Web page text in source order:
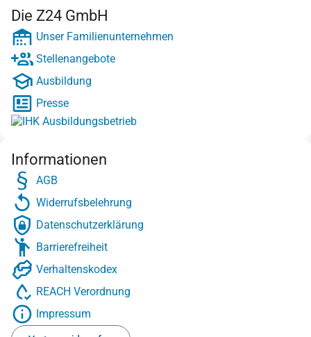
Die Z24 GmbH
Unser Familienunternehmen
Stellenangebote
Ausbildung
Presse
Informationen
AGB
Widerrufsbelehrung
Datenschutzerklärung
Barrierefreiheit
Verhaltenskodex
REACH Verordnung
Impressum